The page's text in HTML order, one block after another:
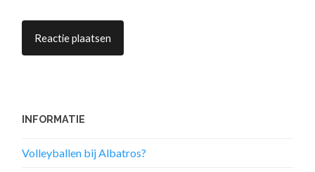
INFORMATIE
Volleyballen bij Albatros?